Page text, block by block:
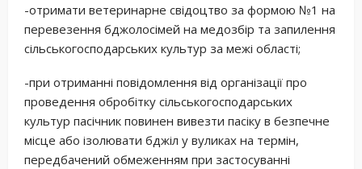
-отримати ветеринарне свідоцтво за формою №1 на
перевезення бджолосімей на медозбір та запилення
сільськогосподарських культур за межі області;
-при отриманні повідомлення від організації про
проведення обробітку сільськогосподарських
культур пасічник повинен вивезти пасіку в безпечне
місце або ізолювати бджіл у вуликах на термін,
передбачений обмеженням при застосуванні